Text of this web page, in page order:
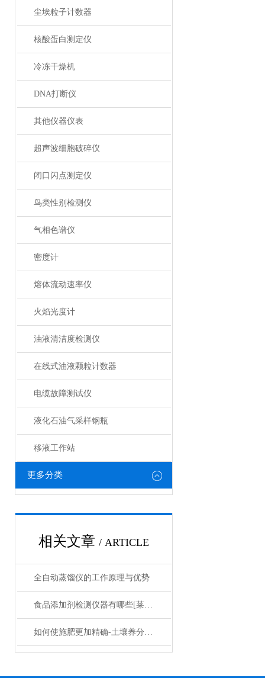
尘埃粒子计数器
核酸蛋白测定仪
冷冻干燥机
DNA打断仪
其他仪器仪表
超声波细胞破碎仪
闭口闪点测定仪
鸟类性别检测仪
气相色谱仪
密度计
熔体流动速率仪
火焰光度计
油液清洁度检测仪
在线式油液颗粒计数器
电缆故障测试仪
液化石油气采样钢瓶
移液工作站
更多分类
相关文章 / ARTICLE
全自动蒸馏仪的工作原理与优势
食品添加剂检测仪器有哪些[莱恩德]
如何使施肥更加精确-土壤养分快速测量仪